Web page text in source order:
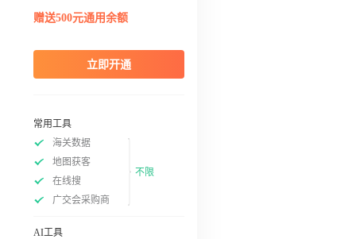
赠送500元通用余额
立即开通
常用工具
海关数据
地图获客
在线搜
广交会采购商
不限
AI工具